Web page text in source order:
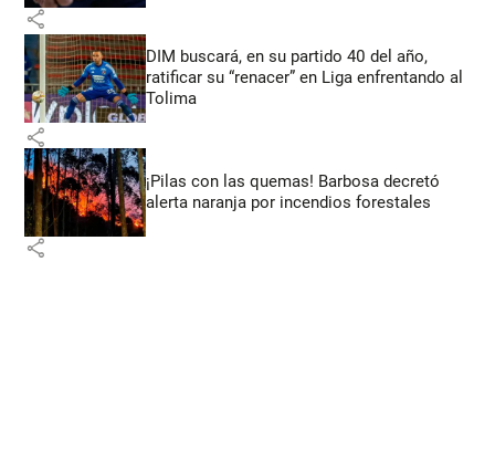
share
DIM buscará, en su partido 40 del año,
ratificar su “renacer” en Liga enfrentando al
Tolima
share
¡Pilas con las quemas! Barbosa decretó
alerta naranja por incendios forestales
share